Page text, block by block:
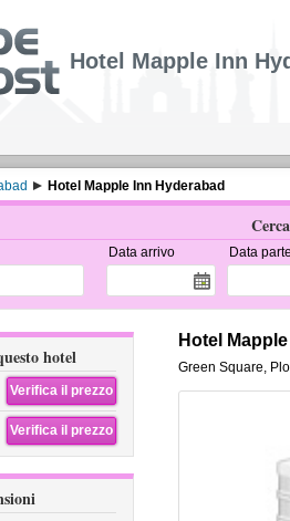
Hotel Mapple Inn
Hotel Mapple Inn Hyderabad
Data arrivo Data
hotel
Verifica il prezzo
Verifica il prezzo
Hotel
Green Square,